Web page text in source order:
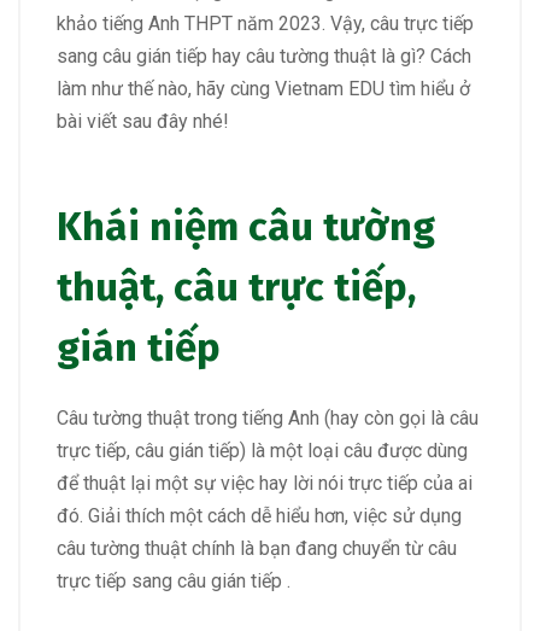
khảo tiếng Anh THPT năm 2023. Vậy, câu trực tiếp
sang câu gián tiếp hay câu tường thuật là gì? Cách
làm như thế nào, hãy cùng Vietnam EDU tìm hiểu ở
bài viết sau đây nhé!
Khái niệm câu tường
thuật, câu trực tiếp,
gián tiếp
Câu tường thuật trong tiếng Anh (hay còn gọi là câu
trực tiếp, câu gián tiếp) là một loại câu được dùng
để thuật lại một sự việc hay lời nói trực tiếp của ai
đó. Giải thích một cách dễ hiểu hơn, việc sử dụng
câu tường thuật chính là bạn đang chuyển từ câu
trực tiếp sang câu gián tiếp .